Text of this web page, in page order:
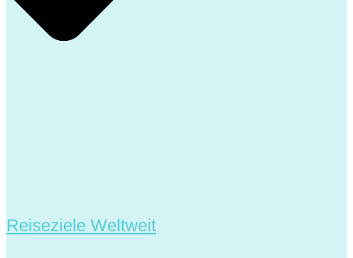
Reiseziele Weltweit